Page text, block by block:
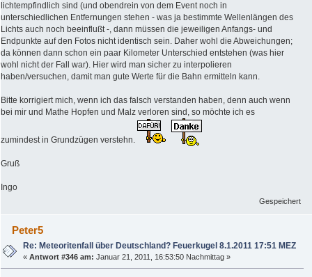
lichtempfindlich sind (und obendrein von dem Event noch in
unterschiedlichen Entfernungen stehen - was ja bestimmte Wellenlängen des
Lichts auch noch beeinflußt -, dann müssen die jeweiligen Anfangs- und
Endpunkte auf den Fotos nicht identisch sein. Daher wohl die Abweichungen;
da können dann schon ein paar Kilometer Unterschied entstehen (was hier
wohl nicht der Fall war). Hier wird man sicher zu interpolieren
haben/versuchen, damit man gute Werte für die Bahn ermitteln kann.
Bitte korrigiert mich, wenn ich das falsch verstanden haben, denn auch wenn
bei mir und Mathe Hopfen und Malz verloren sind, so möchte ich es
zumindest in Grundzügen verstehn.
Gruß
Ingo
Gespeichert
Peter5
Re: Meteoritenfall über Deutschland? Feuerkugel 8.1.2011 17:51 MEZ
«Antwort #346 am: Januar 21, 2011, 16:53:50 Nachmittag »